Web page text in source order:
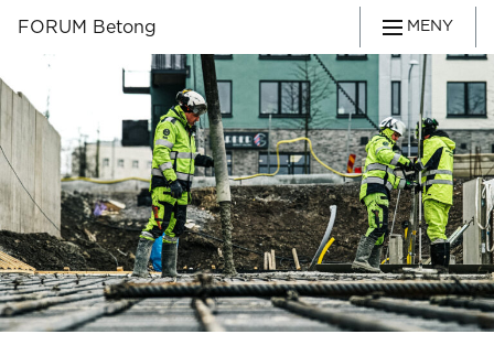
FORUM Betong MENY